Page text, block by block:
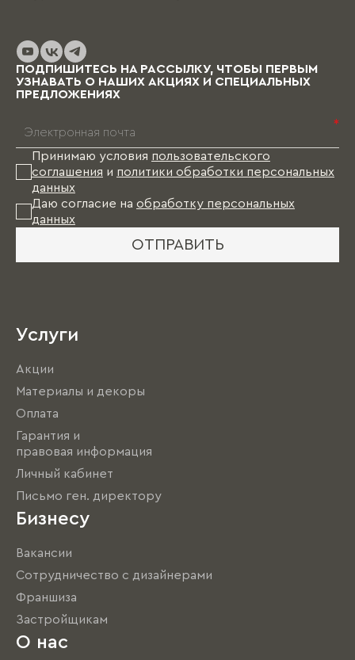
ПОДПИШИТЕСЬ НА РАССЫЛКУ, ЧТОБЫ ПЕРВЫМ
УЗНАВАТЬ О НАШИХ АКЦИЯХ И СПЕЦИАЛЬНЫХ
ПРЕДЛОЖЕНИЯХ
*
Принимаю условия пользовательского
соглашения и политики обработки персональных
данных
Даю согласие на обработку персональных
данных
ОТПРАВИТЬ
Услуги
Акции
Материалы и декоры
Оплата
Гарантия и
правовая информация
Личный кабинет
Письмо ген. директору
Бизнесу
Вакансии
Сотрудничество с дизайнерами
Франшиза
Застройщикам
О нас